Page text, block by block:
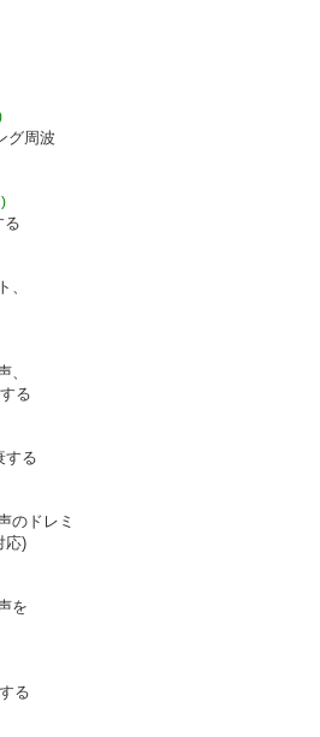
グ周波
る
、
、
る
する
のドレミ
応)
を
る